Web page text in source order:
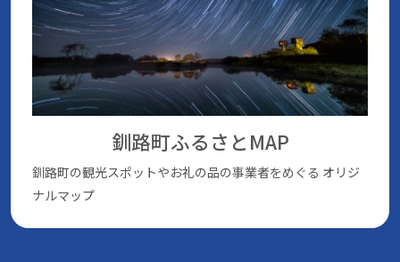
釧路町ふるさとMAP
釧路町の観光スポットやお礼の品の事業者をめぐる オリジ
ナルマップ